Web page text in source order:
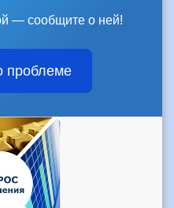
— сообщите о ней!
проблеме